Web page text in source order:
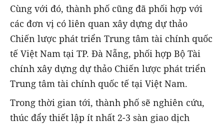
Cùng với đó, thành phố cũng đã phối hợp với
các đơn vị có liên quan xây dựng dự thảo
Chiến lược phát triển Trung tâm tài chính quốc
tế Việt Nam tại TP. Đà Nẵng, phối hợp Bộ Tài
chính xây dựng dự thảo Chiến lược phát triển
Trung tâm tài chính quốc tế tại Việt Nam.
Trong thời gian tới, thành phố sẽ nghiên cứu,
thúc đẩy thiết lập ít nhất 2-3 sàn giao dịch